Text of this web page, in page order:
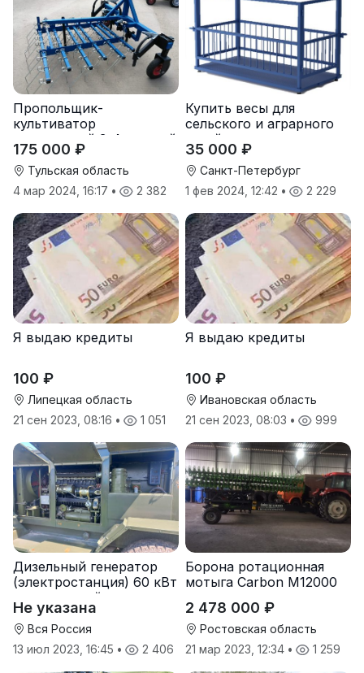
Пропольщик-
культиватор
штригерный 3-4-рядный
«ТУЛКА-3/4»
175 000 ₽
Тульская область
4 мар 2024, 16:17 • 2 382
Купить весы для
сельского и аграрного
хозяйства от
производителя
35 000 ₽
Санкт-Петербург
1 фев 2024, 12:42 • 2 229
Я выдаю кредиты
100 ₽
Липецкая область
21 сен 2023, 08:16 • 1 051
Я выдаю кредиты
100 ₽
Ивановская область
21 сен 2023, 08:03 • 999
Дизельный генератор
(электростанция) 60 кВт
-автономный источник
электроэнергии
Не указана
Вся Россия
13 июл 2023, 16:45 • 2 406
Борона ротационная
мотыга Carbon М12000
2 478 000 ₽
Ростовская область
21 мар 2023, 12:34 • 1 259